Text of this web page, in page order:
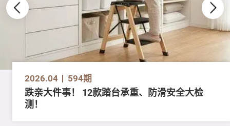
2026.04 594期
跌亲大件事！ 12款踏台承重、防滑安全大检
测！